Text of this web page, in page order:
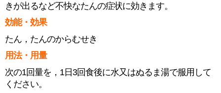
きが出るなど不快なたんの症状に効きます。
効能・効果
たん，たんのからむせき
用法・用量
次の1回量を，1日3回食後に水又はぬるま湯で服用して
ください。